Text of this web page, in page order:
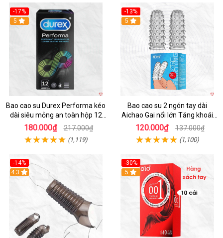
-17%
Hot
5
Bao cao su Durex Performa kéo
dài siêu mỏng an toàn hộp 12
cái
180.000₫ 217.000₫
(1,119)
-13%
5
Bao cao su 2 ngón tay dài
Aichao Gai nổi lớn Tăng khoái
cảm
120.000₫ 137.000₫
(1,100)
-14%
4.3
-30%
5